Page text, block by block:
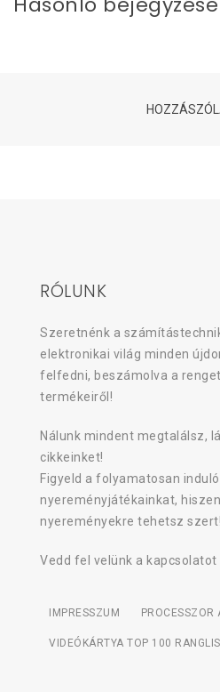
RÓLUNK
Szeretnénk a
elektronikai világ minden
felfedni, beszámolva a
termékeiről!
Nálunk mindent megtalálsz,
cikkeinket!
Figyeld a folyamatosan induló
nyereményjátékainkat,
nyereményekre tehetsz szert!
Vedd fel velünk a kapcsolatot
IMPRESSZUM PROCESSZOR
VIDEÓKÁRTYA TOP 100